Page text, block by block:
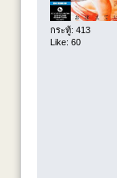
กระทู้: 413
Like: 60